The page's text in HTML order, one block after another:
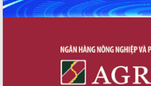
Đắk Lắk: Tôn vinh 46 giải pháp tại Hội
về phát triển nuôi trồng thủy sản
Phó Chủ tịch UBND tỉnh Đắk Lắk